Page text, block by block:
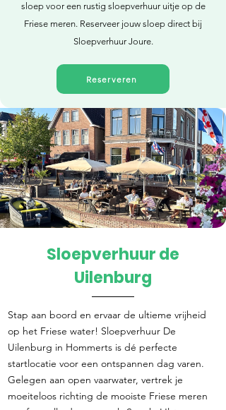
sloep voor een rustig sloepverhuur uitje op de
Friese meren. Reserveer jouw sloep direct bij
Sloepverhuur Joure.
Reserveren
Direct reserveren
Sloepverhuur de
Uilenburg
Stap aan boord en ervaar de ultieme vrijheid
op het Friese water! Sloepverhuur De
Uilenburg in Hommerts is dé perfecte
startlocatie voor een ontspannen dag varen.
Gelegen aan open vaarwater, vertrek je
moeiteloos richting de mooiste Friese meren